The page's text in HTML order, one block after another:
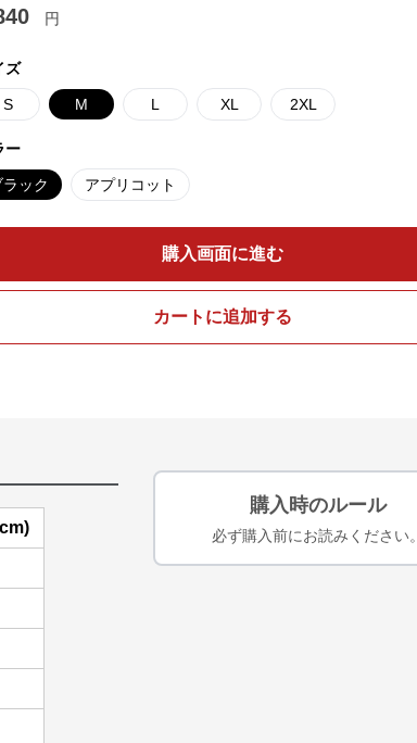
円
ズ
S M L XL 2XL
ー
ラック アプリコット
購入画面に進む
カートに追加する
購入時のルール
必ず購入前にお読みください。